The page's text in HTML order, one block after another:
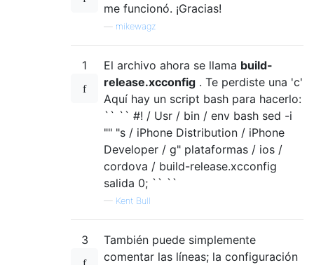
me funcionó. ¡Gracias!
mikewagz
1 El archivo ahora se llama build-
release.xcconfig . Te perdiste una 'c'
Aquí hay un script bash para hacerlo:
`` `` #! / Usr / bin / env bash sed -i
"" "s / iPhone Distribution / iPhone
Developer / g" plataformas / ios /
cordova / build-release.xcconfig
salida 0; `` ``
— Kent Bull
3
También puede simplemente
comentar las líneas; la configuración